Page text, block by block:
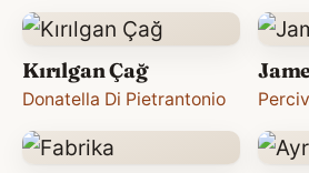
Kırılgan Çağ
Donatella Di Pietrantonio